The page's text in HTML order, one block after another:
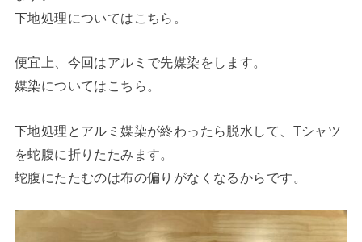
下地処理についてはこちら。
便宜上、今回はアルミで先媒染をします。
媒染についてはこちら。
下地処理とアルミ媒染が終わったら脱水して、Tシャツ
を蛇腹に折りたたみます。
蛇腹にたたむのは布の偏りがなくなるからです。